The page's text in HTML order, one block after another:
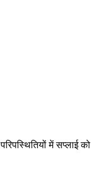
में सप्लाई को